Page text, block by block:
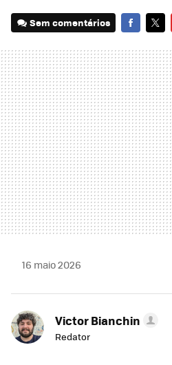
Sem comentários
16 maio 2026
Victor Bianchin
Redator